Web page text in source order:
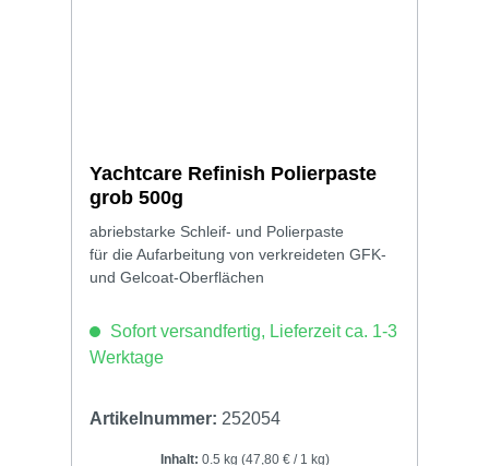
Yachtcare Refinish Polierpaste
grob 500g
abriebstarke Schleif- und Polierpaste
für die Aufarbeitung von verkreideten GFK-
und Gelcoat-Oberflächen
Sofort versandfertig, Lieferzeit ca. 1-3
Werktage
Artikelnummer: 252054
Inhalt: 0.5 kg (47,80 € / 1 kg)